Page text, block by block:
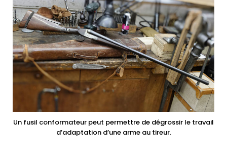
Un fusil conformateur peut permettre de dégrossir le travail
d’adaptation d’une arme au tireur.